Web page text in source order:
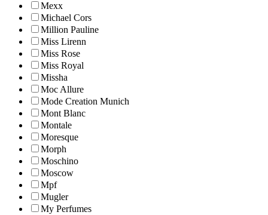
Mexx
Michael Cors
Million Pauline
Miss Lirenn
Miss Rose
Miss Royal
Missha
Moc Allure
Mode Creation Munich
Mont Blanc
Montale
Moresque
Morph
Moschino
Moscow
Mpf
Mugler
My Perfumes